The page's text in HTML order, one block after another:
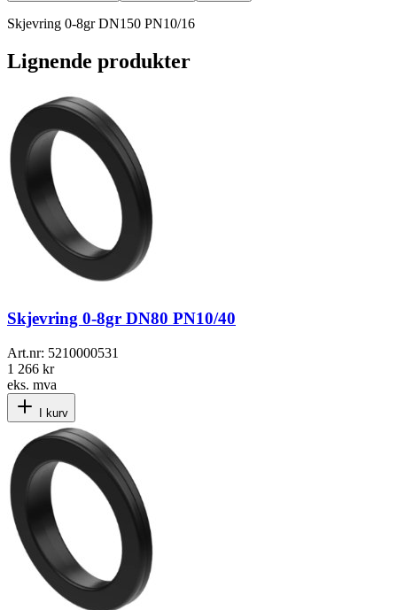
Skjevring 0-8gr DN150 PN10/16
Lignende produkter
Skjevring 0-8gr DN80 PN10/40
Art.nr: 5210000531
1 266 kr
eks. mva
I kurv